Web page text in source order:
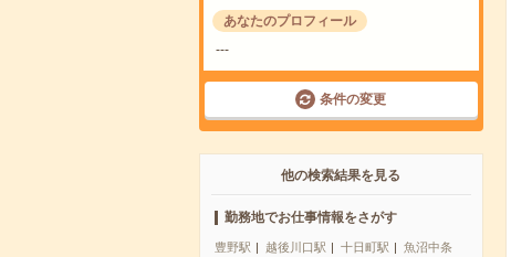
あなたのプロフィール
---
条件の変更
他の検索結果を見る
勤務地でお仕事情報をさがす
豊野駅 越後川口駅 十日町駅
魚沼中条